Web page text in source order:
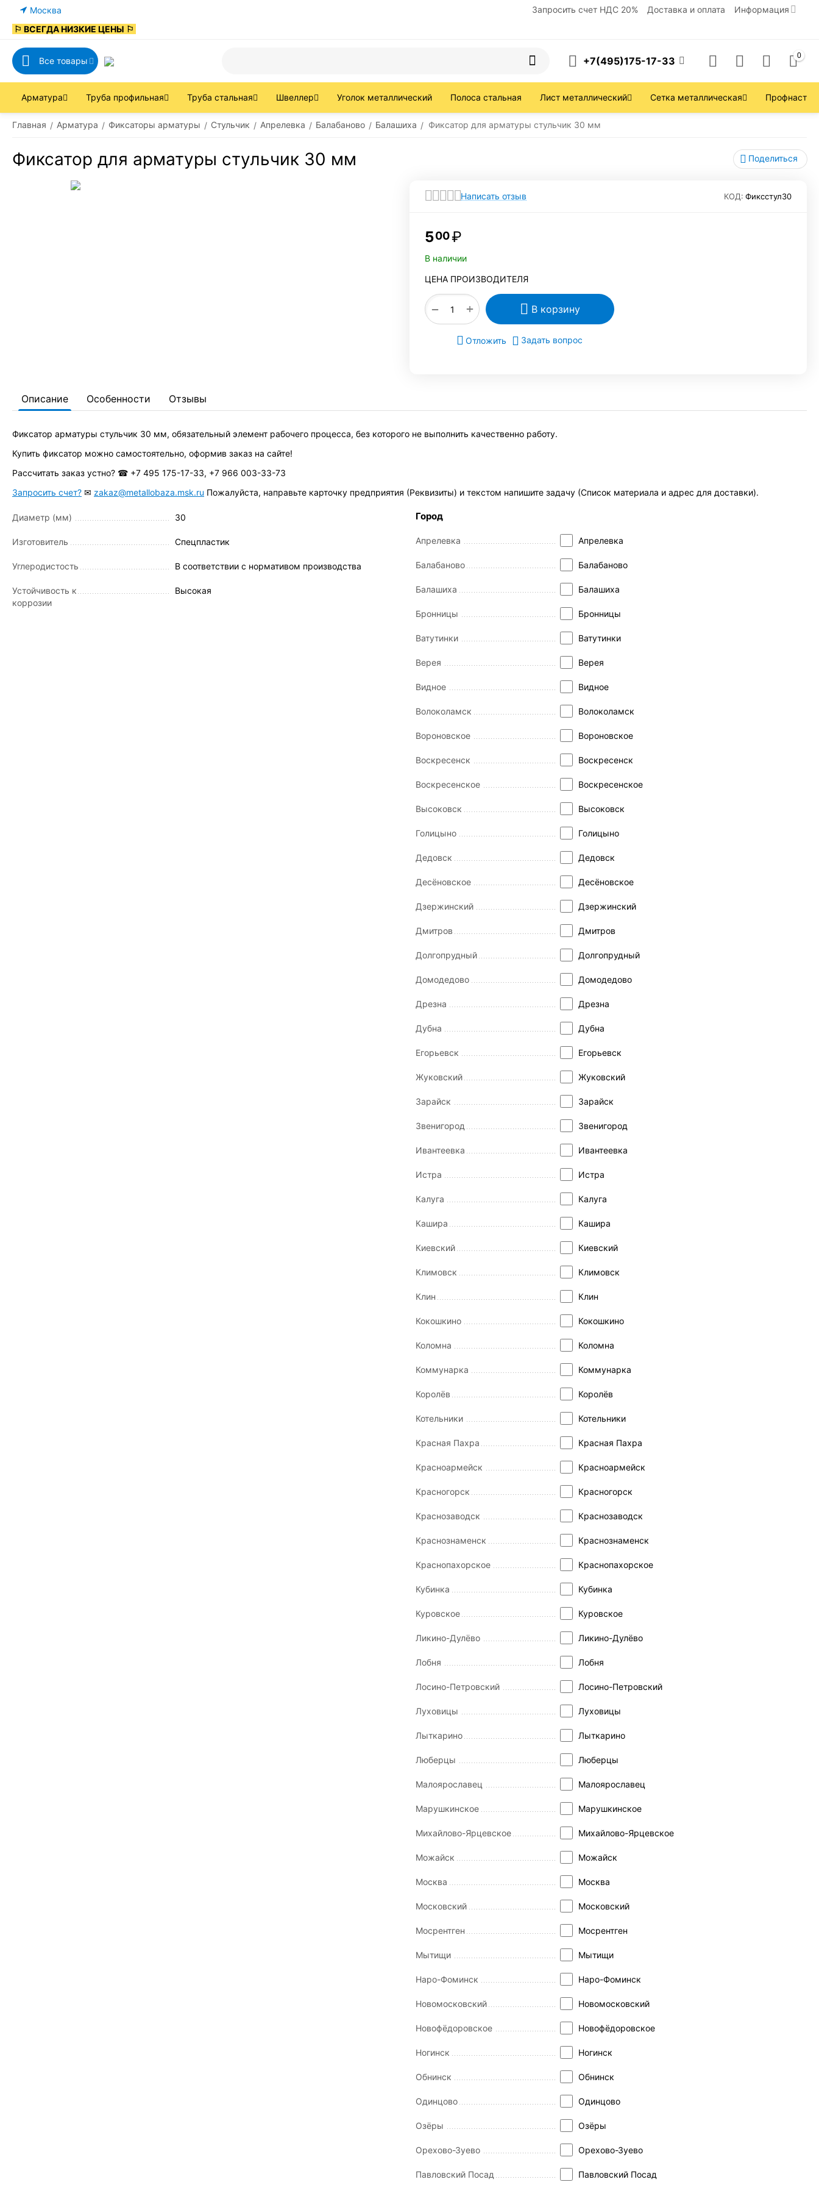
Москва
⚐ ВСЕГДА НИЗКИЕ ЦЕНЫ ⚐
Запросить счет НДС 20% Доставка и оплата Информация
Все товары +7(495)175-17-33 0
Арматура Труба профильная Труба стальная Швеллер Уголок металлический Полоса стальная Лист металлический Сетка металлическая Профнастил
Главная / Арматура / Фиксаторы арматуры / Стульчик / Апрелевка / Балабаново / Балашиха / Фиксатор для арматуры стульчик 30 мм
Фиксатор для арматуры стульчик 30 мм Поделиться
Написать отзыв КОД: Фиксстул30
500₽
В наличии
ЦЕНА ПРОИЗВОДИТЕЛЯ
+
− В корзину
Отложить Задать вопрос
Описание Особенности Отзывы
Фиксатор арматуры стульчик 30 мм, обязательный элемент рабочего процесса, без которого не выполнить качественно работу.
Купить фиксатор можно самостоятельно, оформив заказ на сайте!
Рассчитать заказ устно? ☎ +7 495 175-17-33, +7 966 003-33-73
Запросить счет? ✉ zakaz@metallobaza.msk.ru Пожалуйста, направьте карточку предприятия (Реквизиты) и текстом напишите задачу (Список материала и адрес для доставки).
Диаметр (мм) 30
Изготовитель Спецпластик
Углеродистость В соответствии с нормативом производства
Устойчивость к
коррозии
Высокая
Город
Апрелевка Апрелевка
Балабаново Балабаново
Балашиха Балашиха
Бронницы Бронницы
Ватутинки Ватутинки
Верея Верея
Видное Видное
Волоколамск Волоколамск
Вороновское Вороновское
Воскресенск Воскресенск
Воскресенское Воскресенское
Высоковск Высоковск
Голицыно Голицыно
Дедовск Дедовск
Десёновское Десёновское
Дзержинский Дзержинский
Дмитров Дмитров
Долгопрудный Долгопрудный
Домодедово Домодедово
Дрезна Дрезна
Дубна Дубна
Егорьевск Егорьевск
Жуковский Жуковский
Зарайск Зарайск
Звенигород Звенигород
Ивантеевка Ивантеевка
Истра Истра
Калуга Калуга
Кашира Кашира
Киевский Киевский
Климовск Климовск
Клин Клин
Кокошкино Кокошкино
Коломна Коломна
Коммунарка Коммунарка
Королёв Королёв
Котельники Котельники
Красная Пахра Красная Пахра
Красноармейск Красноармейск
Красногорск Красногорск
Краснозаводск Краснозаводск
Краснознаменск Краснознаменск
Краснопахорское Краснопахорское
Кубинка Кубинка
Куровское Куровское
Ликино-Дулёво Ликино-Дулёво
Лобня Лобня
Лосино-Петровский Лосино-Петровский
Луховицы Луховицы
Лыткарино Лыткарино
Люберцы Люберцы
Малоярославец Малоярославец
Марушкинское Марушкинское
Михайлово-Ярцевское Михайлово-Ярцевское
Можайск Можайск
Москва Москва
Московский Московский
Мосрентген Мосрентген
Мытищи Мытищи
Наро-Фоминск Наро-Фоминск
Новомосковский Новомосковский
Новофёдоровское Новофёдоровское
Ногинск Ногинск
Обнинск Обнинск
Одинцово Одинцово
Озёры Озёры
Орехово-Зуево Орехово-Зуево
Павловский Посад Павловский Посад